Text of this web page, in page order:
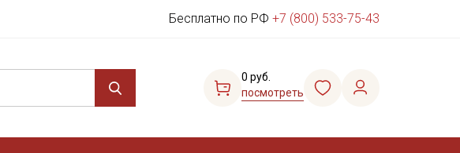
Бесплатно по РФ +7 (800) 533-75-43
0 руб.
посмотреть